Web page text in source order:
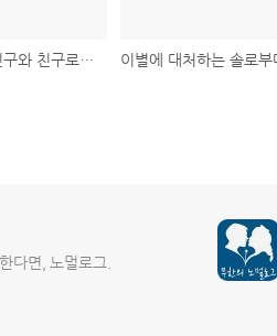
헤어진 남자친구와 친구로 지낼 수 있을까?
다면, 노멀로그.